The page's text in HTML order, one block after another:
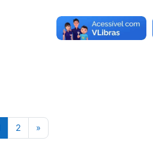
Página 1
2 Página 2
»